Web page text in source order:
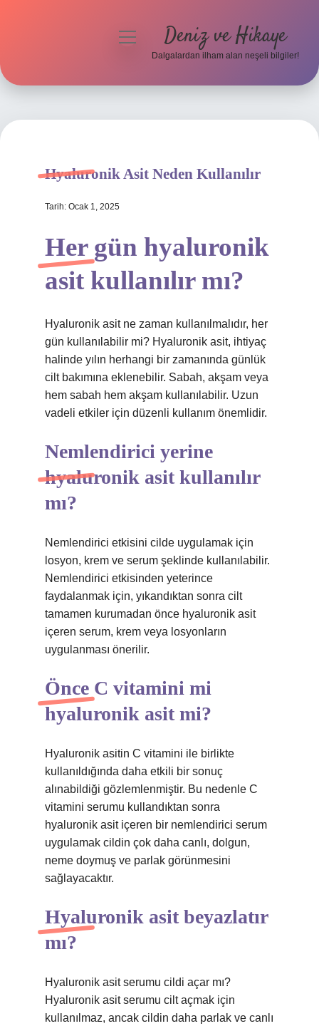
Hakkımızda
menüyü
Deniz ve Hikaye
Dalgalardan ilham alan neşeli bilgiler!
Hyaluronik Asit Neden Kullanılır
Tarih: Ocak 1, 2025
Her gün hyaluronik
asit kullanılır mı?
Hyaluronik asit ne zaman kullanılmalıdır, her
gün kullanılabilir mi? Hyaluronik asit, ihtiyaç
halinde yılın herhangi bir zamanında günlük
cilt bakımına eklenebilir. Sabah, akşam veya
hem sabah hem akşam kullanılabilir. Uzun
vadeli etkiler için düzenli kullanım önemlidir.
Nemlendirici yerine
hyaluronik asit kullanılır
mı?
Nemlendirici etkisini cilde uygulamak için
losyon, krem ​​ve serum şeklinde kullanılabilir.
Nemlendirici etkisinden yeterince
faydalanmak için, yıkandıktan sonra cilt
tamamen kurumadan önce hyaluronik asit
içeren serum, krem ​​veya losyonların
uygulanması önerilir.
Önce C vitamini mi
hyaluronik asit mi?
Hyaluronik asitin C vitamini ile birlikte
kullanıldığında daha etkili bir sonuç
alınabildiği gözlemlenmiştir. Bu nedenle C
vitamini serumu kullandıktan sonra
hyaluronik asit içeren bir nemlendirici serum
uygulamak cildin çok daha canlı, dolgun,
neme doymuş ve parlak görünmesini
sağlayacaktır.
Hyaluronik asit beyazlatır
mı?
Hyaluronik asit serumu cildi açar mı?
Hyaluronik asit serumu cilt açmak için
kullanılmaz, ancak cildin daha parlak ve canlı